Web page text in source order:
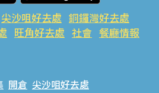
尖沙咀好去處 銅鑼灣好去處
旺角好去處 社會 餐廳情報
開倉 尖沙咀好去處